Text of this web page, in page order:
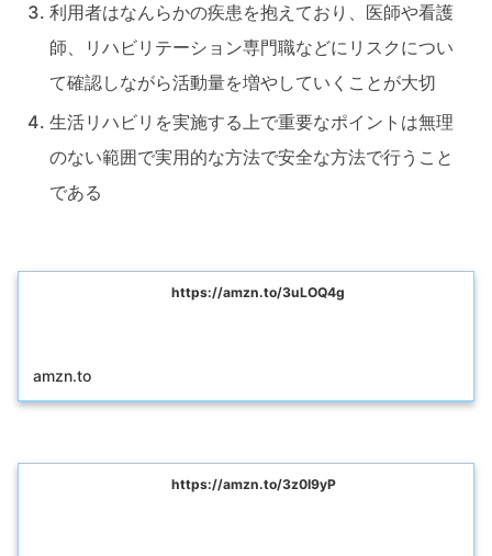
利用者はなんらかの疾患を抱えており、医師や看護
師、リハビリテーション専門職などにリスクについ
て確認しながら活動量を増やしていくことが大切
生活リハビリを実施する上で重要なポイントは無理
のない範囲で実用的な方法で安全な方法で行うこと
である
https://amzn.to/3uLOQ4g
amzn.to
https://amzn.to/3z0I9yP